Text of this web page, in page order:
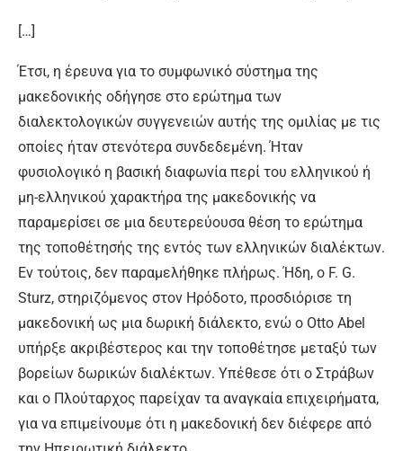
[…]
Έτσι, η έρευνα για το συμφωνικό σύστημα της
μακεδονικής οδήγησε στο ερώτημα των
διαλεκτολογικών συγγενειών αυτής της ομιλίας με τις
οποίες ήταν στενότερα συνδεδεμένη. Ήταν
φυσιολογικό η βασική διαφωνία περί του ελληνικού ή
μη-ελληνικού χαρακτήρα της μακεδονικής να
παραμερίσει σε μια δευτερεύουσα θέση το ερώτημα
της τοποθέτησής της εντός των ελληνικών διαλέκτων.
Εν τούτοις, δεν παραμελήθηκε πλήρως. Ήδη, ο F. G.
Sturz, στηριζόμενος στον Ηρόδοτο, προσδιόρισε τη
μακεδονική ως μια δωρική διάλεκτο, ενώ ο Otto Abel
υπήρξε ακριβέστερος και την τοποθέτησε μεταξύ των
βορείων δωρικών διαλέκτων. Υπέθεσε ότι ο Στράβων
και ο Πλούταρχος παρείχαν τα αναγκαία επιχειρήματα,
για να επιμείνουμε ότι η μακεδονική δεν διέφερε από